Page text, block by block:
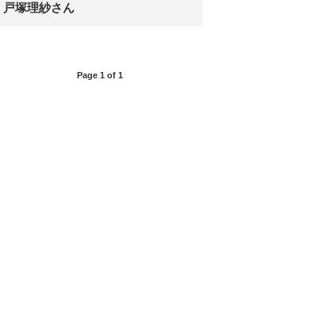
戸塚理紗さん
Page 1 of 1